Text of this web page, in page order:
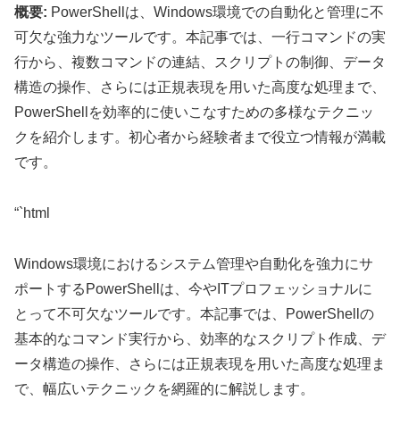
概要: PowerShellは、Windows環境での自動化と管理に不
可欠な強力なツールです。本記事では、一行コマンドの実
行から、複数コマンドの連結、スクリプトの制御、データ
構造の操作、さらには正規表現を用いた高度な処理まで、
PowerShellを効率的に使いこなすための多様なテクニッ
クを紹介します。初心者から経験者まで役立つ情報が満載
です。
“`html
Windows環境におけるシステム管理や自動化を強力にサ
ポートするPowerShellは、今やITプロフェッショナルに
とって不可欠なツールです。本記事では、PowerShellの
基本的なコマンド実行から、効率的なスクリプト作成、デ
ータ構造の操作、さらには正規表現を用いた高度な処理ま
で、幅広いテクニックを網羅的に解説します。